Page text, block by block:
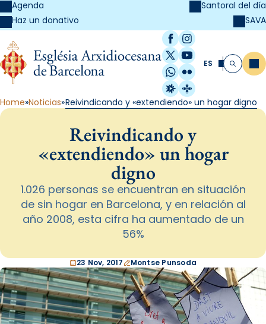
Agenda
Haz un donativo
Santoral del día
SAVA
Facebook
Instagram
X / Twitter
YouTube
WhatsApp
Flickr
Radio Estel
Catalunya
ES Buscar
Home Noticias Reivindicando y «extendiendo» un hogar digno
Reivindicando y
«extendiendo» un hogar
digno
1.026 personas se encuentran en situación
de sin hogar en Barcelona, y en relación al
año 2008, esta cifra ha aumentado de un
56%
23 Nov, 2017 Montse Punsoda